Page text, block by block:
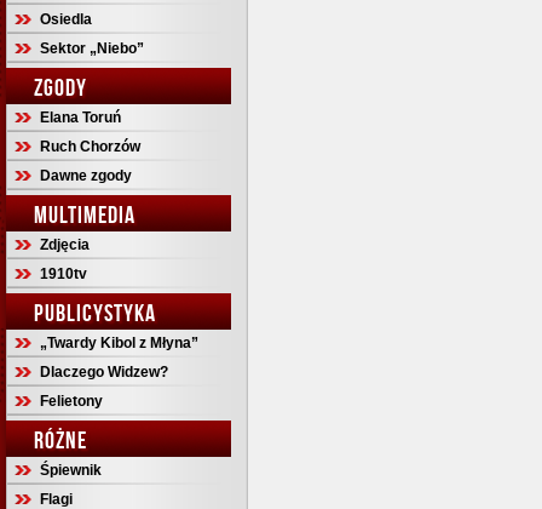
Osiedla
Sektor „Niebo”
ZGODY
Elana Toruń
Ruch Chorzów
Dawne zgody
MULTIMEDIA
Zdjęcia
1910tv
PUBLICYSTYKA
„Twardy Kibol z Młyna”
Dlaczego Widzew?
Felietony
RÓŻNE
Śpiewnik
Flagi